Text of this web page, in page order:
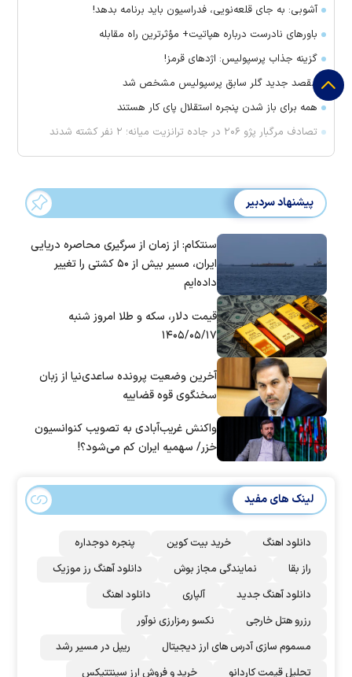
آشوبی: به جای قلعه‌نویی، فدراسیون باید برنامه بدهد!
باور‌های نادرست درباره هپاتیت+ مؤثرترین راه مقابله
گزینه جذاب پرسپولیس: اژد‌های قرمز!
مقصد جدید گلر سابق پرسپولیس مشخص شد
همه برای باز شدن پنجره استقلال پای کار هستند
تصادف مرگبار پژو ۲۰۶ در جاده ترانزیت میانه؛ ۲ نفر کشته شدند
پیشنهاد سردبیر
سنتکام: از زمان از سرگیری محاصره دریایی
ایران، مسیر بیش از ۵۰ کشتی را تغییر
داده‌ایم
قیمت دلار، سکه و طلا امروز شنبه
۱۴۰۵/۰۵/۱۷
آخرین وضعیت پرونده ساعدی‌نیا از زبان
سخنگوی قوه قضاییه
واکنش غریب‌آبادی به تصویب کنوانسیون
خزر/ سهمیه ایران کم می‌شود؟!
لینک های مفید
دانلود اهنگ خرید بیت کوین
پنجره دوجداره
راز بقا
نمایندگی مجاز بوش
دانلود آهنگ رز‌ موزیک
دانلود آهنگ جدید
آلپاری
دانلود اهنگ
رزرو هتل خارجی
نکسو رمزارزی نوآور
مسموم سازی آدرس های ارز دیجیتال
ریپل در مسیر رشد
تحلیل قیمت کاردانو
خرید و فروش ارز سینتتیکس